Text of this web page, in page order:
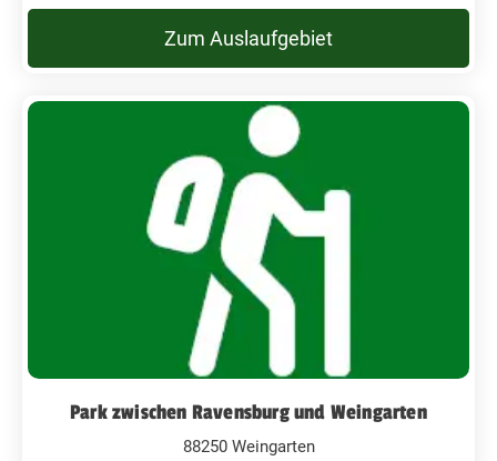
Zum Auslaufgebiet
Park zwischen Ravensburg und Weingarten
88250 Weingarten